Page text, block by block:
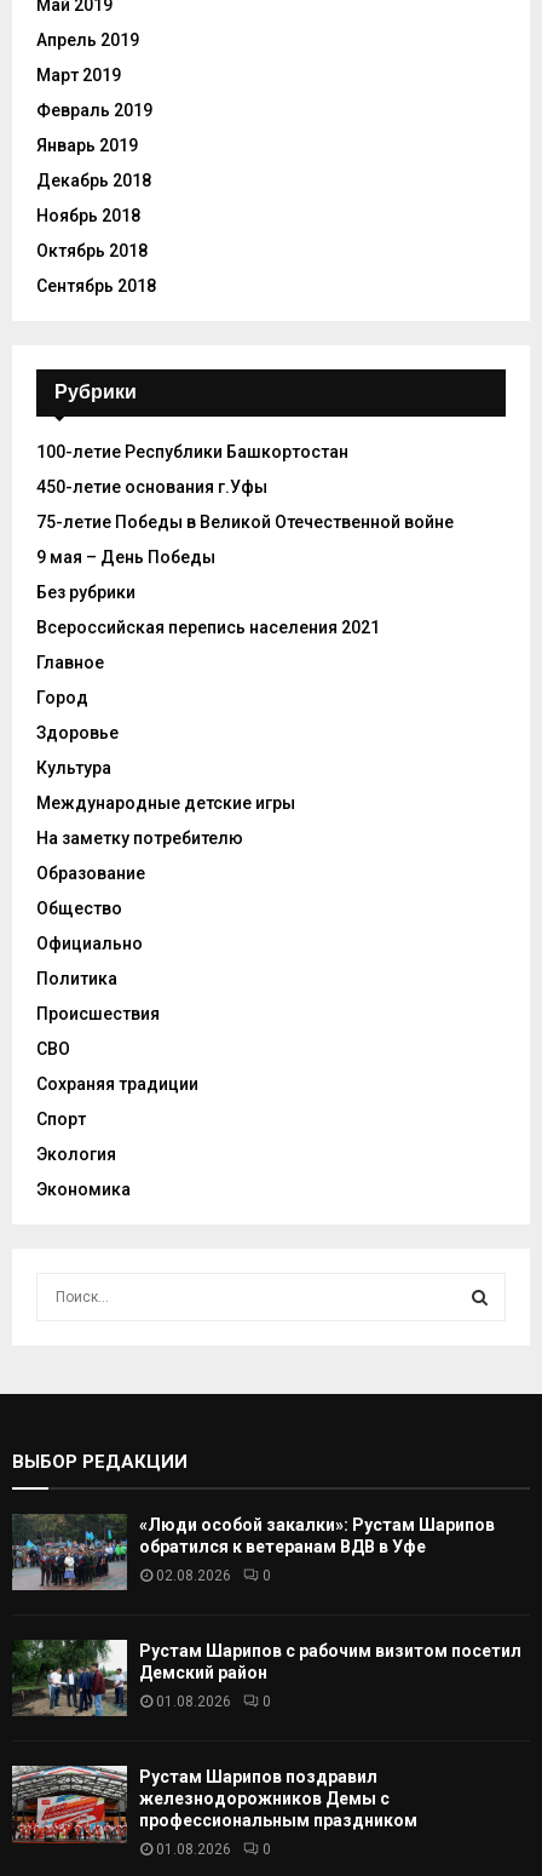
Май 2019
Апрель 2019
Март 2019
Февраль 2019
Январь 2019
Декабрь 2018
Ноябрь 2018
Октябрь 2018
Сентябрь 2018
Рубрики
100-летие Республики Башкортостан
450-летие основания г.Уфы
75-летие Победы в Великой Отечественной войне
9 мая – День Победы
Без рубрики
Всероссийская перепись населения 2021
Главное
Город
Здоровье
Культура
Международные детские игры
На заметку потребителю
Образование
Общество
Официально
Политика
Происшествия
СВО
Сохраняя традиции
Спорт
Экология
Экономика
С
А
ВЫБОР РЕДАКЦИИ
«Люди особой закалки»: Рустам Шарипов
обратился к ветеранам ВДВ в Уфе
02.08.2026 0
Рустам Шарипов с рабочим визитом посетил
Демский район
01.08.2026 0
Рустам Шарипов поздравил
железнодорожников Демы с
профессиональным праздником
01.08.2026 0